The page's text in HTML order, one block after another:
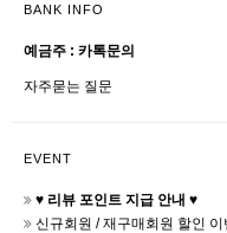
BANK INFO
예금주 : 카톡문의
자주묻는 질문
EVENT
♥ 리뷰 포인트 지급 안내 ♥
신규회원 / 재구매회원 할인 이